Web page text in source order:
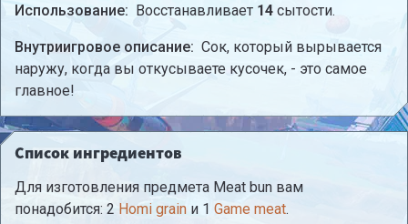
Использование: Восстанавливает 14 сытости.
Внутриигровое описание: Сок, который вырывается
наружу, когда вы откусываете кусочек, - это самое
главное!
Список ингредиентов
Для изготовления предмета Meat bun вам
понадобится: 2 Homi grain и 1 Game meat.